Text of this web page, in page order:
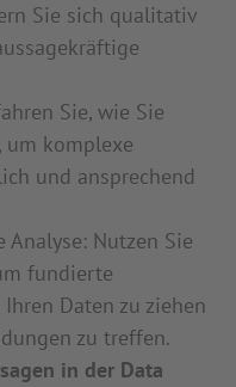
Sie sich qualitativ
Sie, wie Sie
um komplexe
und ansprechend
Nutzen Sie
fundierte
Daten zu ziehen
zu treffen.
in der Data